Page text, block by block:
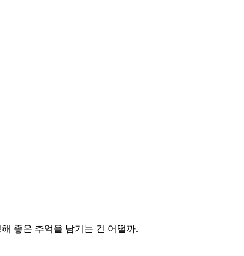
좋은 추억을 남기는 건 어떨까.